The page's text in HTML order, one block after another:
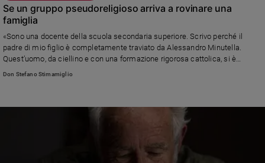
Se un gruppo pseudoreligioso arriva a rovinare una
famiglia
«Sono una docente della scuola secondaria superiore. Scrivo perché il
padre di mio figlio è completamente traviato da Alessandro Minutella.
Quest’uomo, da ciellino e con una formazione rigorosa cattolica, si è
trasformato in un minutelliano convinto prega in latino seguendo messe
Don Stefano Stimamiglio